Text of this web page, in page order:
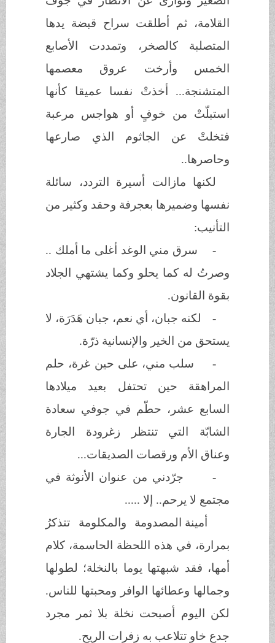
القلامة، ثم أطلقت سراح قبضة يدها
المتصلبة كالصخر، وتمددت الأصابع
الخمس وأرخت عروق معصمها
المتشنجة... أخذتْ نفسا عميقا كأنها
استبلّتْ من خوفٍ أو هواجس مرعبة
فتخلتْ عن الجاثوم الذي صارعها
وحاصرها..
لكنها مازالت أسيرة التردد، سائلة
نفسها وضميرها بعجرفة وحقد وكثير من
التأنيب:
سرق مني الوغد أغلى ما أملك ..
وصرتُ له كما يحلو وكما يشتهي الجلاد
بقوة القانون.
لكنه جبان، أي نعم، جبان هَدَرَة، لا
يستحق من الخير والإنسانية ذرّة.
سلب مني، على حين غرة، حلم
المراهقة حين تحتفل بعيد ميلادها
السابع عشر، حطّم في جوفي سعادة
الشابّة التي تنتظر زغرودة الجارة
وعناق الأم ورقصات الصديقات...
جرّدني من عنوان الأنوثة في
مجتمع لا يرحم.. إلا .....
أمينة المصدومة والمكلومة تتذكرُ
بمرارة، في هذه اللحظة الحاسمة، كلام
أمها، فقد شبهتها يوما بالنخلة؛ لطولها
وجمالها وعطائها الوافر ومحبتها للناس.
لكن اليوم أصبحت نخلة بلا ثمر مجرد
جدع خاوٍ تتلاعب به زفرات الريح.